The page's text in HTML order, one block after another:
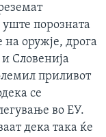
уште порозната
оружје, дрога
Словенија
приливот
се
во ЕУ.
дека така ќе